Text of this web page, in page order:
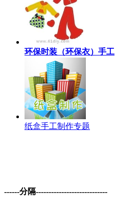
环保时装（环保衣）手工
纸盒手工制作专题
------分隔----------------------------